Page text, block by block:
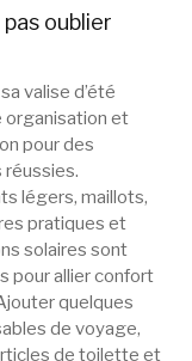
oublier
valise d’été
organisation et
pour des
réussies.
légers, maillots,
pratiques et
solaires sont
pour allier confort
quelques
de voyage,
de toilette et